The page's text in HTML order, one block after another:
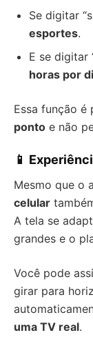
Se digitar
esportes.
E se digitar
horas por
Essa função
ponto e não
📱
Mesmo que o
celular
A tela se
grandes e o
Você pode
girar para
uma TV real.